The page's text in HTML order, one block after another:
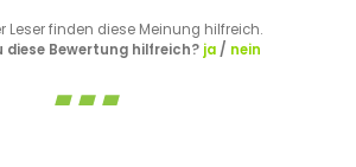
Leser finden diese Meinung hilfreich.
diese Bewertung hilfreich? ja/ nein